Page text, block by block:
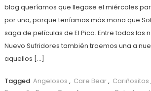
blog queríamos que llegase el miércoles
por una, porque teníamos más mono que
saga de películas de El Pico. Entre todas las
Nuevo Sufridores también traemos una a
aquellos […]
Tagged Angelosos , Care Bear, Cariñositos